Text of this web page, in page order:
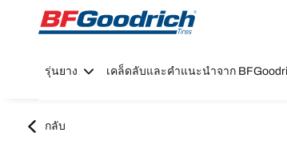
Go to page content
Go to page navigation
รุ่นยาง เคล็ดลับและคำแนะนำจาก
กลับ